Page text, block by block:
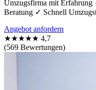
Umzugsfirma mit
Beratung ✓ Schnell
Angebot anfordern
★★★★★ 4,7
(569 Bewertungen)